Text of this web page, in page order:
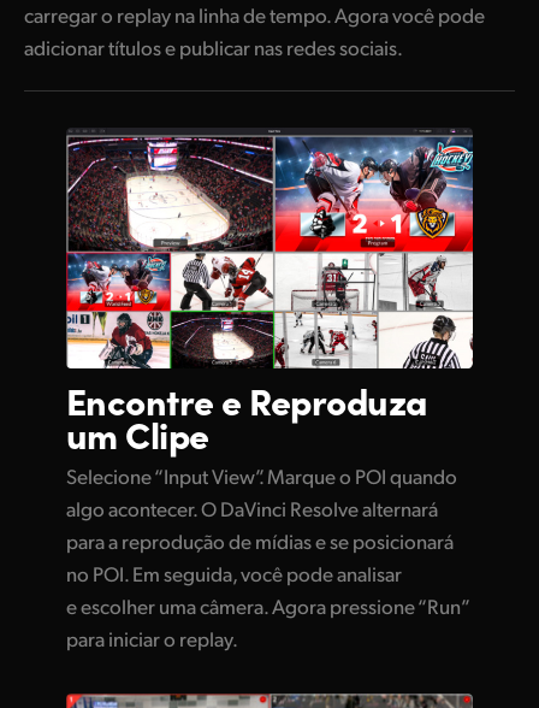
carregar o replay na linha de tempo. Agora você pode
adicionar títulos e publicar nas redes sociais.
Encontre e Reproduza
um Clipe
Selecione “Input View”. Marque o POI quando
algo acontecer. O DaVinci Resolve alternará
para a reprodução de mídias e se posicionará
no POI. Em seguida, você pode analisar
e escolher uma câmera. Agora pressione “Run”
para iniciar o replay.